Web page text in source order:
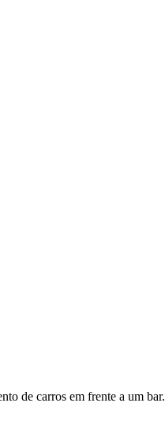
de carros em frente a um bar.